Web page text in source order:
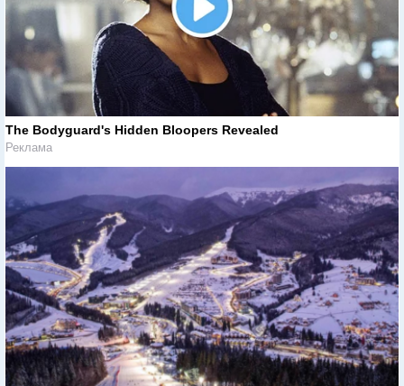
The Bodyguard's Hidden Bloopers Revealed
Реклама